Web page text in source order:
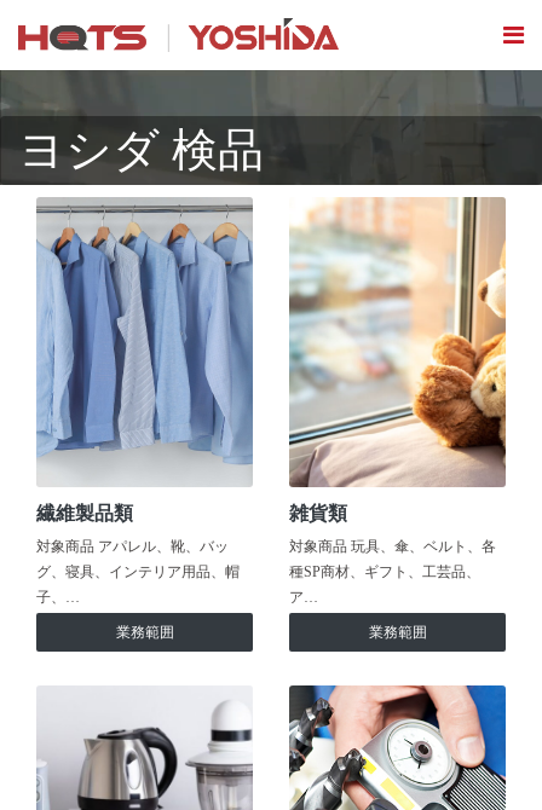
ヨシダ 検品
繊維製品類
対象商品 アパレル、靴、バッ
グ、寝具、インテリア用品、帽
子、…
業務範囲
雑貨類
対象商品 玩具、傘、ベルト、各
種SP商材、ギフト、工芸品、
ア…
業務範囲